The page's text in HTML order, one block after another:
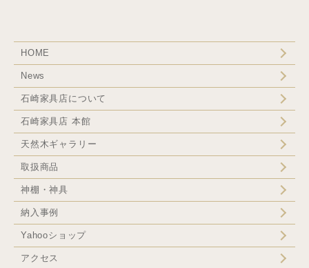
HOME
News
石崎家具店について
石崎家具店 本館
天然木ギャラリー
取扱商品
神棚・神具
納入事例
Yahooショップ
アクセス